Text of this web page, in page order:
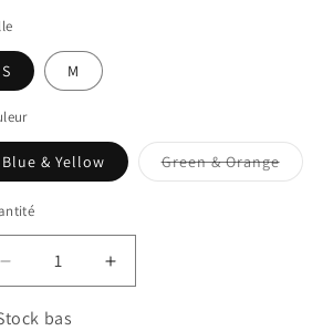
S M
Blue & Yellow Green & OrangeVariante
épuisée
Réduire
la
quantité
Augmenter
la
bas